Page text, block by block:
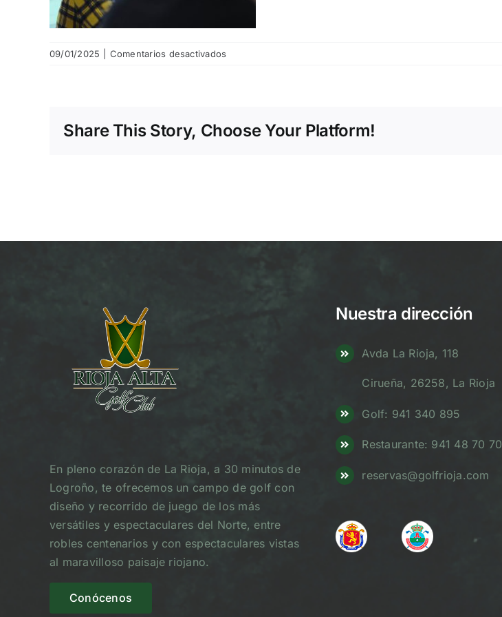
09/01/2025 Comentarios desactivados
Share This Story, Choose Your Platform!
En pleno corazón de La Rioja, a 30 minutos de
Logroño, te ofrecemos un campo de golf con
diseño y recorrido de juego de los más
versátiles y espectaculares del Norte, entre
robles centenarios y con espectaculares vistas
al maravilloso paisaje riojano.
Conócenos
Nuestra dirección
Avda La Rioja, 118
Cirueña, 26258, La Rioja
Golf: 941 340 895
Restaurante: 941 48 70 70
reservas@golfrioja.com